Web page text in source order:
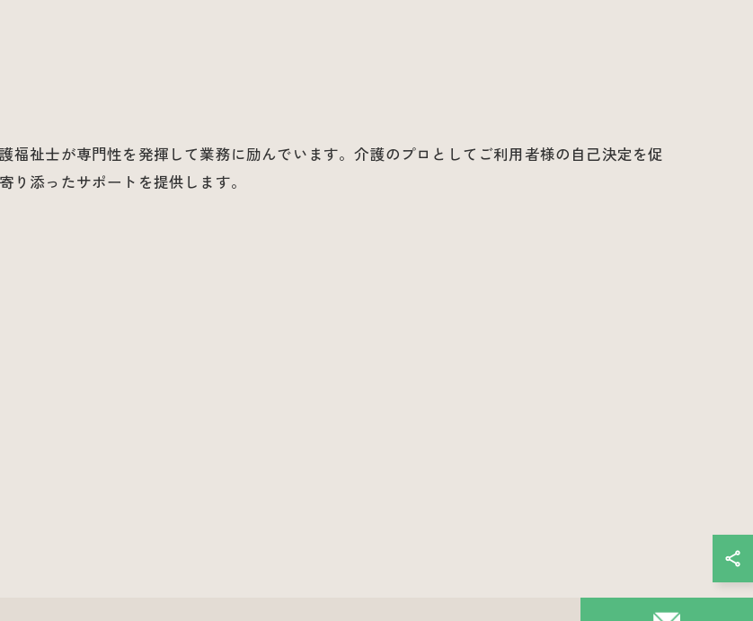
福祉士が専門性を発揮して業務に励んでいます。介護のプロとしてご利用者様の自己決定を促
り添ったサポートを提供します。